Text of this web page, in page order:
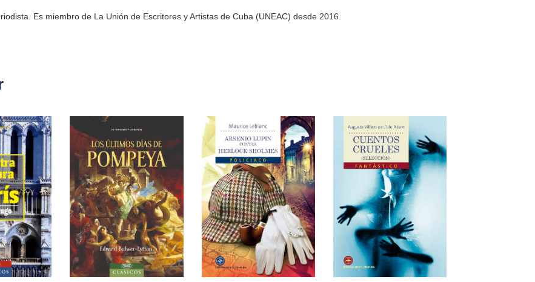
Es miembro de La Unión de Escritores y Artistas de Cuba (UNEAC) desde 2016.